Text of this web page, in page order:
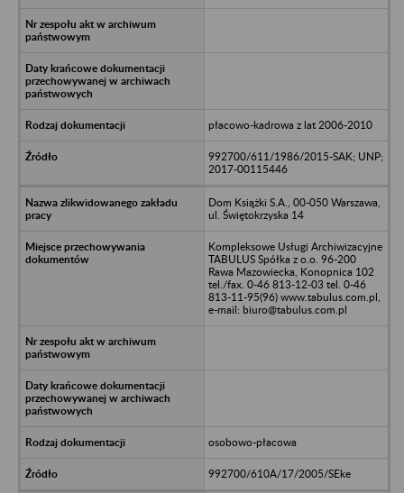
płacowo-kadrowa z lat 2006-2010
992700/611/1986/2015-SAK; UNP;
2017-00115446
Dom Książki S.A., 00-050 Warszawa,
ul. Świętokrzyska 14
Kompleksowe Usługi Archiwizacyjne
TABULUS Spółka z o.o. 96-200
Rawa Mazowiecka, Konopnica 102
tel./fax. 0-46 813-12-03 tel. 0-46
813-11-95(96) www.tabulus.com.pl,
e-mail: biuro@tabulus.com.pl
osobowo-płacowa
992700/610A/17/2005/SEke